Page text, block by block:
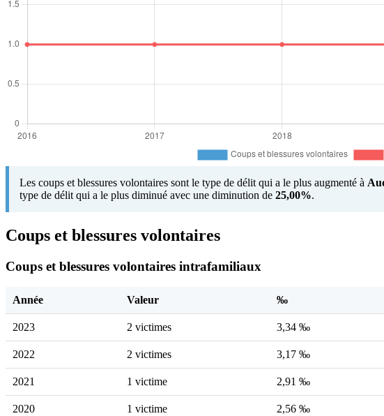
Les coups et blessures volontaires sont le type de délit qui a le plus augmenté à
type de délit qui a le plus diminué avec une diminution de 25,00%.
Coups et blessures volontaires
Coups et blessures volontaires intrafamiliaux
Année Valeur ‰
2023 2 victimes 3,34 ‰
2022 2 victimes 3,17 ‰
2021 1 victime 2,91 ‰
2020 1 victime 2,56 ‰